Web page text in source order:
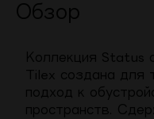
Обзор
Коллекция Status
Tilex создана для
подход к
пространств.